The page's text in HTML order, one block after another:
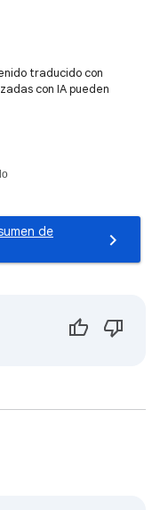
traducido con
con IA pueden
de